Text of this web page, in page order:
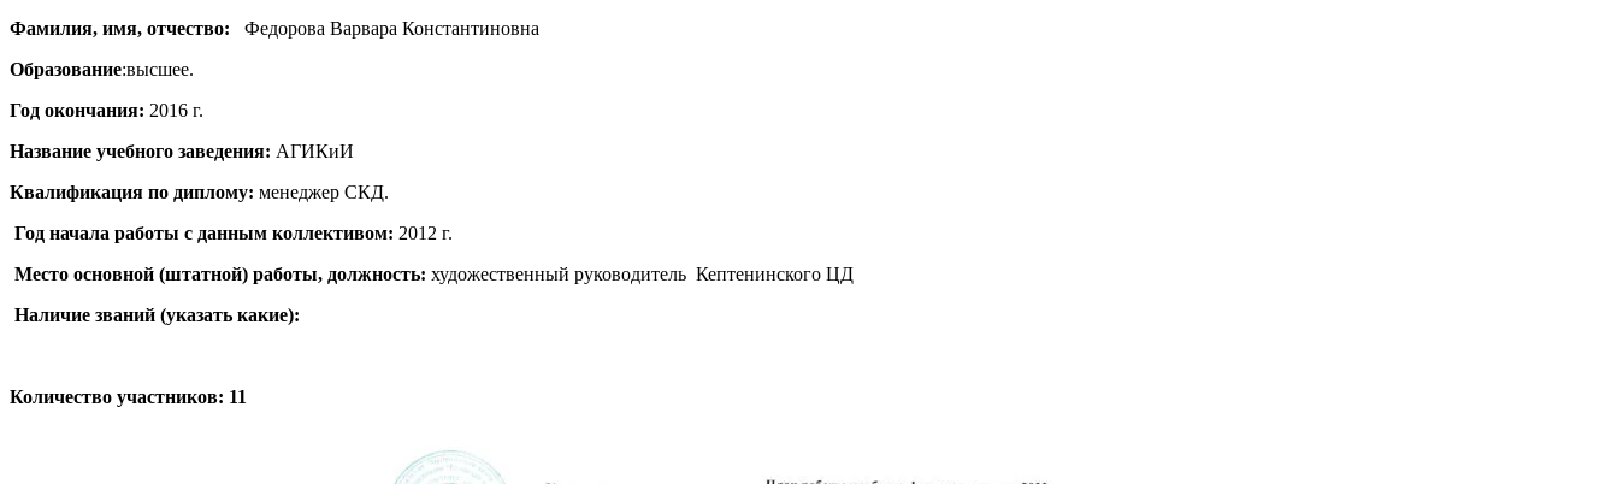
Фамилия, имя, отчество:
Федорова Варвара Константиновна
Образование:высшее.
Год окончания: 2016 г.
Название учебного заведения: АГИКиИ
Квалификация по диплому: менеджер СКД.
Год начала работы с данным коллективом: 2012 г.
Место основной (штатной) работы, должность: художественный руководитель Кептенинского ЦД
Наличие званий (указать какие):
Количество участников: 11